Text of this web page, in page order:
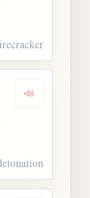
Dengarkan